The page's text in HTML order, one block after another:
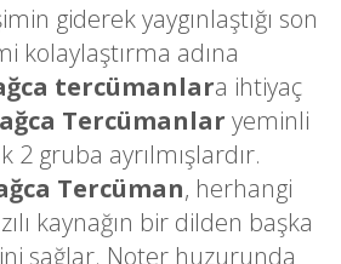
giderek yaygınlaştığı son
kolaylaştırma adına
tercümanlara ihtiyaç
Tercümanlar yeminli
2 gruba ayrılmışlardır.
Tercüman, herhangi
kaynağın bir dilden başka
sağlar. Noter huzurunda